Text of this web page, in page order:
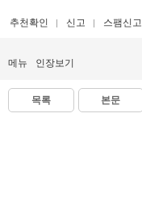
추천확인 신고 스팸신고
메뉴 인장보기
목록 본문